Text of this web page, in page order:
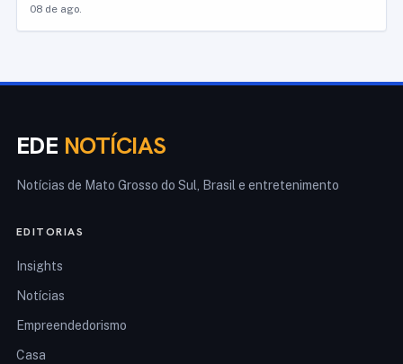
08 de ago.
EDE NOTÍCIAS
Notícias de Mato Grosso do Sul, Brasil e entretenimento
EDITORIAS
Insights
Notícias
Empreendedorismo
Casa